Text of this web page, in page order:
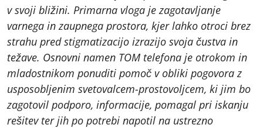
v svoji bližini. Primarna vloga je zagotavljanje
varnega in zaupnega prostora, kjer lahko otroci brez
strahu pred stigmatizacijo izrazijo svoja čustva in
težave. Osnovni namen TOM telefona je otrokom in
mladostnikom ponuditi pomoč v obliki pogovora z
usposobljenim svetovalcem-prostovoljcem, ki jim bo
zagotovil podporo, informacije, pomagal pri iskanju
rešitev ter jih po potrebi napotil na ustrezno